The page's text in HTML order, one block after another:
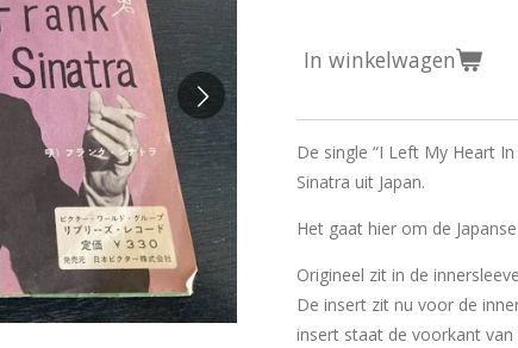
In winkelwagen
De single “I Left My Heart
Sinatra uit Japan.
Het gaat hier om de
Origineel zit in de
De insert zit nu voor de
insert staat de voorkant